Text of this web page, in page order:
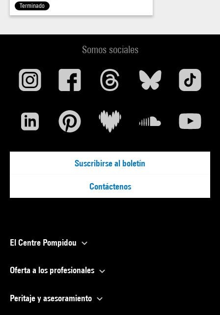
Terminado
Somos sociales
Suscribirse al boletín
Contáctenos
El Centre Pompidou
Oferta a los profesionales
Peritaje y asesoramiento